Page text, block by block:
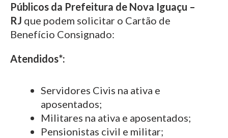
Públicos da Prefeitura de Nova Iguaçu –
RJ que podem solicitar o Cartão de
Benefício Consignado:
Atendidos*:
Servidores Civis na ativa e
aposentados;
Militares na ativa e aposentados;
Pensionistas civil e militar;